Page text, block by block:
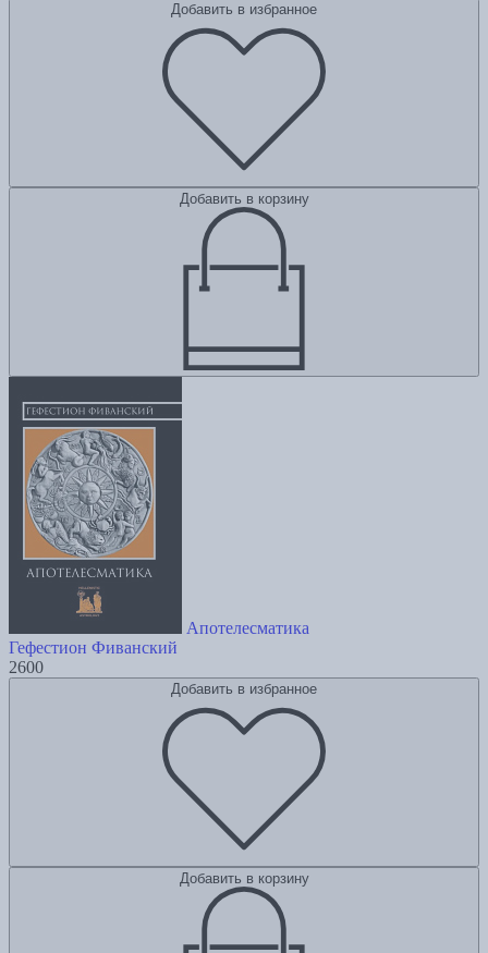
Добавить в избранное
Добавить в корзину
Апотелесматика
Гефестион Фиванский
2600
Добавить в избранное
Добавить в корзину